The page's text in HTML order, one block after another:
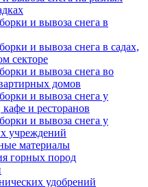
и вывоза снега в
и вывоза снега в садах,
секторе
и вывоза снега во
домов
и вывоза снега у
и ресторанов
и вывоза снега у
учреждений
материалы
горных пород
удобрений